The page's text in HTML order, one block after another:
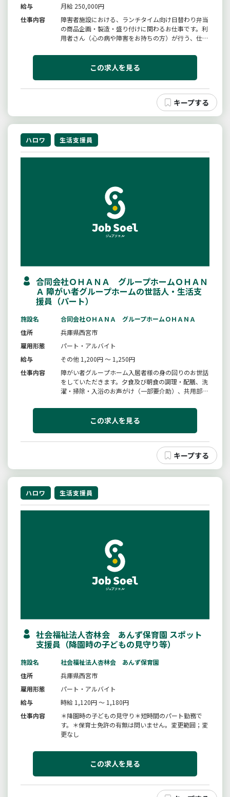
給与
月給 250,000円
仕事内容
障害者施設における、ランチタイム向け日替わり弁当
の商品企画・製造・盛り付けに関わるお仕事です。利
用者さん（心の病や障害をお持ちの方）が行う、仕込
指導・サポート・見守りを行っていただきます。調理
作業そのものよりも、利用者さんと一緒に楽しく作業
この求人を見る
ハロワ 生活支援員
合同会社ＯＨＡＮＡ グループホームＯＨＡＮ
Ａ 障がい者グループホームの世話人・生活支
援員（パート）
施設名
合同会社ＯＨＡＮＡ グループホームＯＨＡＮＡ
住所
兵庫県西宮市
雇用形態
パート・アルバイト
給与
その他 1,200円 ～ 1,250円
仕事内容
障がい者グループホーム入居者様の身の回りのお世話
をしていただきます。夕食及び朝食の調理・配膳、洗
濯・掃除・入浴のお声がけ（一部要介助）、共用部分
業務です。変更範囲：変更なし
この求人を見る
ハロワ 生活支援員
社会福祉法人杏林会 あんず保育園 スポット
支援員（降園時の子どもの見守り等）
施設名
社会福祉法人杏林会 あんず保育園
住所
兵庫県西宮市
雇用形態
パート・アルバイト
給与
時給 1,120円 ～ 1,180円
仕事内容
＊降園時の子どもの見守り＊短時間のパート勤務で
す。＊保育士免許の有無は問いません。変更範囲；変
更なし
この求人を見る